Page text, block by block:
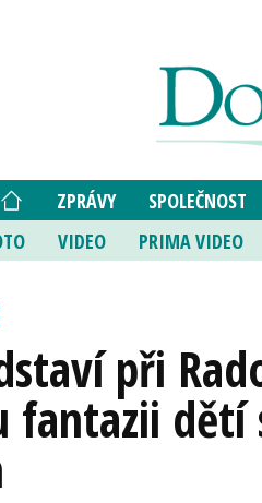
ZPRÁVY SPOLEČNOST
VIDEO PRIMA VIDEO
při
fantazii dětí